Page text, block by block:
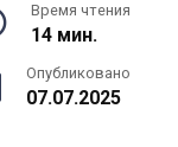
Время чтения
14 мин.
Опубликовано
07.07.2025